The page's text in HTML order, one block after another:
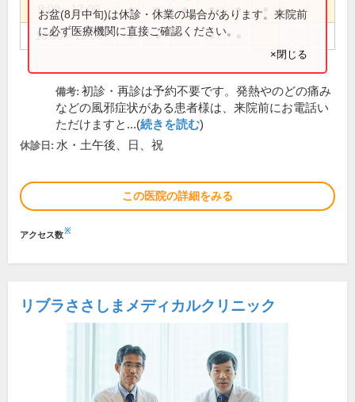
9:00～12:00 ● ● ● ● ●
16:00～19:00 ● ● ●
お盆(8月中旬)は休診・休業の場合があります。来院前
に必ず医療機関に直接ご確認ください。
×閉じる
備考: 初診・再診は予約不要です。発熱やのどの痛み
などの風邪症状がある患者様は、来院前にお電話い
ただけますと...(続きを読む)
休診日: 水・土午後、日、祝
この医院の詳細をみる
アクセス数※
リブラささしまメディカルクリニック